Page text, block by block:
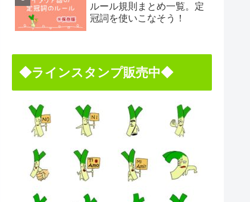
ルール規則まとめ一覧。定
冠詞を使いこなそう！
◆ラインスタンプ販売中◆